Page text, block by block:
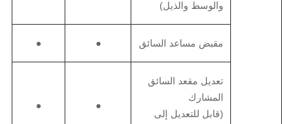
والوسط والذيل)
مقبض مساعد السائق ●
●
تعديل مقعد السائق
المشارك
(قابل للتعديل إلى
●
●